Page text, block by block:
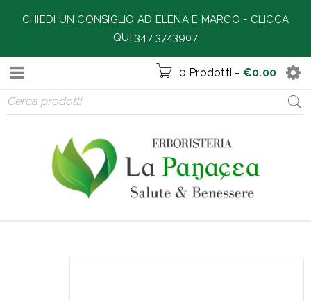
0 Prodotti - €0.00
CHIEDI UN CONSIGLIO AD ELENA E MARCO - CLICCA
QUI 347 3743907